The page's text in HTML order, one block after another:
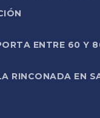
ENTRE 60 Y
RINCONADA EN